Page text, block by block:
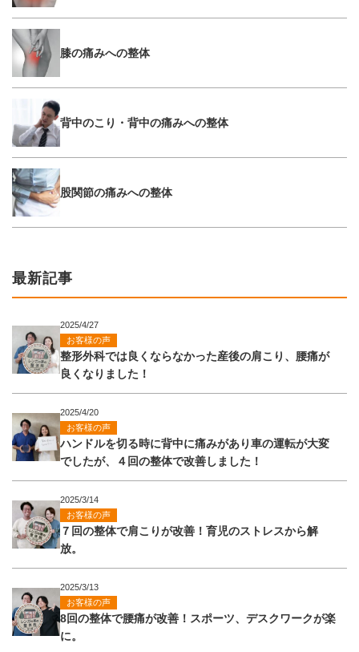
膝の痛みへの整体
背中のこり・背中の痛みへの整体
股関節の痛みへの整体
最新記事
2025/4/27
お客様の声
整形外科では良くならなかった産後の肩こり、腰痛が
良くなりました！
2025/4/20
お客様の声
ハンドルを切る時に背中に痛みがあり車の運転が大変
でしたが、４回の整体で改善しました！
2025/3/14
お客様の声
７回の整体で肩こりが改善！育児のストレスから解
放。
2025/3/13
お客様の声
8回の整体で腰痛が改善！スポーツ、デスクワークが楽
に。